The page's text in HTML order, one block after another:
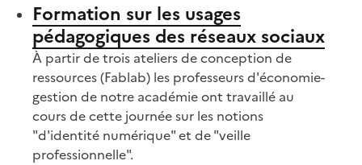
Formation sur les usages
pédagogiques des réseaux sociaux
À partir de trois ateliers de conception de
ressources (Fablab) les professeurs d'économie-
gestion de notre académie ont travaillé au
cours de cette journée sur les notions
"d'identité numérique" et de "veille
professionnelle".